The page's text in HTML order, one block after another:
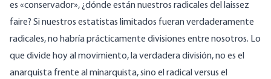
es «conservador», ¿dónde están nuestros radicales del laissez
faire? Si nuestros estatistas limitados fueran verdaderamente
radicales, no habría prácticamente divisiones entre nosotros. Lo
que divide hoy al movimiento, la verdadera división, no es el
anarquista frente al minarquista, sino el radical versus el